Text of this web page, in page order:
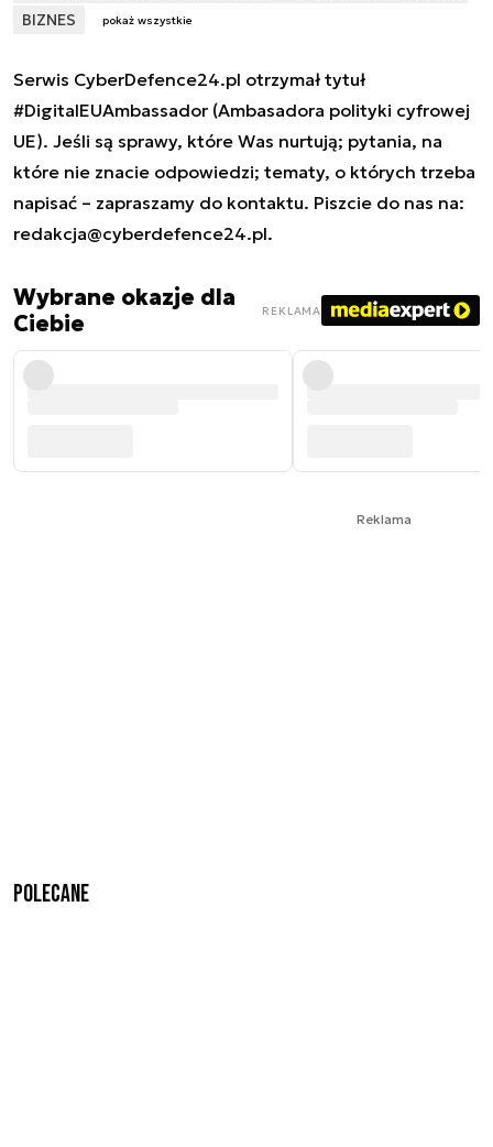
BIZNES
pokaż wszystkie
Serwis CyberDefence24.pl otrzymał tytuł
#DigitalEUAmbassador (Ambasadora polityki cyfrowej
UE). Jeśli są sprawy, które Was nurtują; pytania, na
które nie znacie odpowiedzi; tematy, o których trzeba
napisać – zapraszamy do kontaktu. Piszcie do nas na:
redakcja@cyberdefence24.pl.
Wybrane okazje dla
Ciebie
REKLAMA
Reklama
Polecane